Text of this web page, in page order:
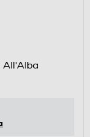
All'Alba